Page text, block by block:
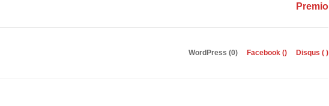
Premio
WordPress (0) Facebook () Disqus ( )